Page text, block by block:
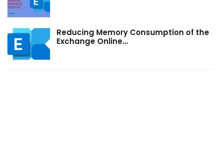
Reducing Memory Consumption of the
Exchange Online…